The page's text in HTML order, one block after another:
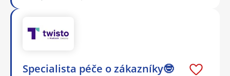
Specialista péče o zákazníky🤓